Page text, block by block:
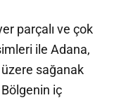
parçalı ve çok
ile Adana,
sağanak
iç